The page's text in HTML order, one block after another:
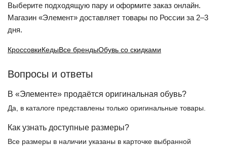
Выберите подходящую пару и оформите заказ онлайн.
Магазин «Элемент» доставляет товары по России за 2–3
дня.
КроссовкиКедыВсе брендыОбувь со скидками
Вопросы и ответы
В «Элементе» продаётся оригинальная обувь?
Да, в каталоге представлены только оригинальные товары.
Как узнать доступные размеры?
Все размеры в наличии указаны в карточке выбранной